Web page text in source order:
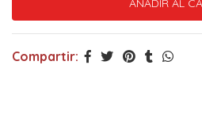
Compartir: